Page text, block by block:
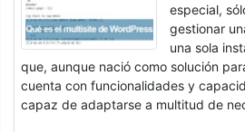
especial,
gestionar
una sola
que, aunque nació como solución
cuenta con funcionalidades y
capaz de adaptarse a multitud de